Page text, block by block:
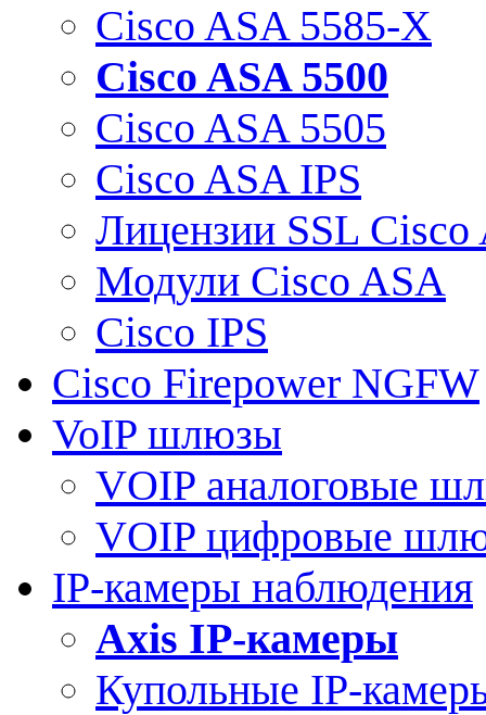
Cisco ASA 5585-X
Cisco ASA 5500
Cisco ASA 5505
Cisco ASA IPS
Лицензии SSL Cisco
Модули Cisco ASA
Cisco IPS
Cisco Firepower NGFW
VoIP шлюзы
VOIP аналоговые
VOIP цифровые
IP-камеры наблюдения
Axis IP-камеры
Купольные IP-